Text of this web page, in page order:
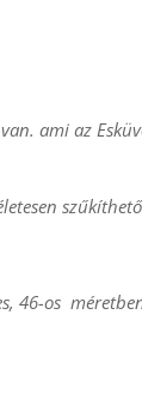
ami az
46-os